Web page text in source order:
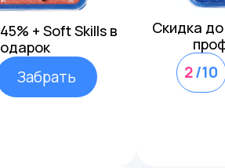
+ Soft Skills в
Забрать
Скидка
2/10